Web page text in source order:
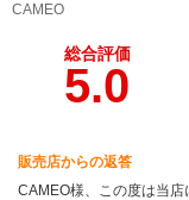
CAMEO
総合評価
5.0
販売店からの返答
CAMEO様、この度は当